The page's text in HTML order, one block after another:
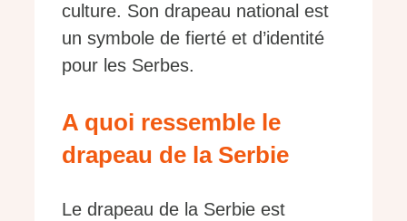
culture. Son drapeau national est
un symbole de fierté et d’identité
pour les Serbes.
A quoi ressemble le
drapeau de la Serbie
Le drapeau de la Serbie est